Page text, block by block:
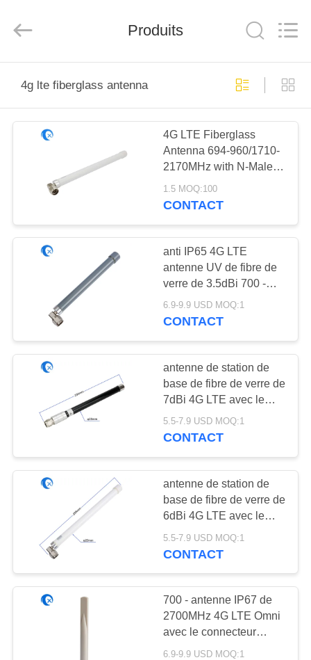
PRODUITS
SUJET
NOUS
D'USINE
CONTRÔLE
DE
QUALITÉ
CONTACTEZ-
NOUS
NOUVELLES
CAS
VR
Co.,
Reserved.
Produits
4g lte fiberglass antenna
4G LTE Fiberglass
Antenna 694-960/1710-
2170MHz with N-Male
Connector
1.5 MOQ:100
CONTACT
anti IP65 4G LTE
antenne UV de fibre de
verre de 3.5dBi 700 -
2700 mégahertz avec le
mâle de N
6.9-9.9 USD MOQ:1
CONTACT
antenne de station de
base de fibre de verre de
7dBi 4G LTE avec le
connecteur de N
5.5-7.9 USD MOQ:1
CONTACT
antenne de station de
base de fibre de verre de
6dBi 4G LTE avec le
connecteur masculin à
angle droit de N
5.5-7.9 USD MOQ:1
CONTACT
700 - antenne IP67 de
2700MHz 4G LTE Omni
avec le connecteur
masculin de N
6.9-9.9 USD MOQ:1